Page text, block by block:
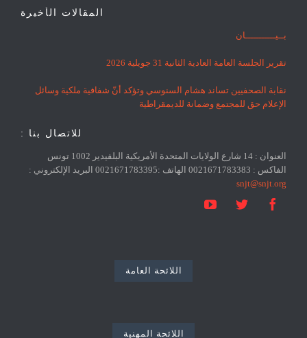
المقالات الأخيرة
بــيـــــــــــان
تقرير الجلسة العامة العادية الثانية 31 جويلية 2026
نقابة الصحفيين تساند هشام السنوسي وتؤكد أنّ شفافية ملكية وسائل
الإعلام حق للمجتمع وضمانة للديمقراطية
للاتصال بنا :
العنوان : 14 شارع الولايات المتحدة الأمريكية البلفيدير 1002 تونس
الفاكس : 0021671783383 الهاتف :0021671783395 البريد الإلكتروني :
snjt@snjt.org



اللائحة العامة
اللائحة المهنية